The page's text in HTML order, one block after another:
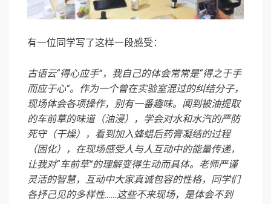
有一位同学写了这样一段感受：
古语云“得心应手”，我自己的体会常常是“得之于手
而应于心”。作为一个曾在实验室混过的纠结分子，
现场体会各项操作，别有一番趣味。闻到被油提取
的车前草的味道（油浸），学会对水和水汽的严防
死守（干燥），看到加入蜂蜡后药膏凝结的过程
（固化），在现场感受人与人互动中的能量传递，
让我对“车前草”的理解变得生动而具体。老师严谨
灵活的智慧，互动中大家真诚包容的性格，同学们
各抒己见的多样性……这些不来现场，是体会不到